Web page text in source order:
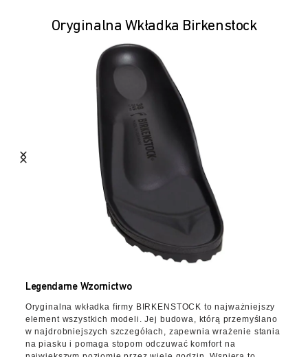
Oryginalna Wkładka Birkenstock
Legendarne Wzornictwo
Oryginalna wkładka firmy BIRKENSTOCK to najważniejszy
element wszystkich modeli. Jej budowa, którą przemyślano
w najdrobniejszych szczegółach, zapewnia wrażenie stania
na piasku i pomaga stopom odczuwać komfort na